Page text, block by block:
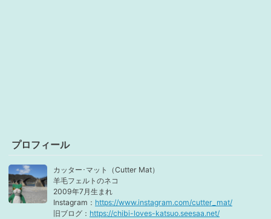
プロフィール
カッター･マット（Cutter Mat）
羊毛フェルトのネコ
2009年7月生まれ
Instagram： https://www.instagram.com/cutter_mat/
旧ブログ： https://chibi-loves-katsuo.seesaa.net/